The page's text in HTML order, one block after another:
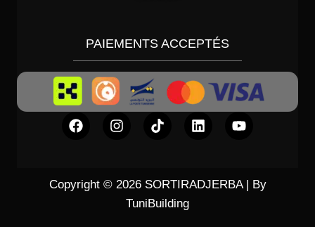
PAIEMENTS ACCEPTÉS
Copyright © 2026 SORTIRADJERBA | By
TuniBuilding